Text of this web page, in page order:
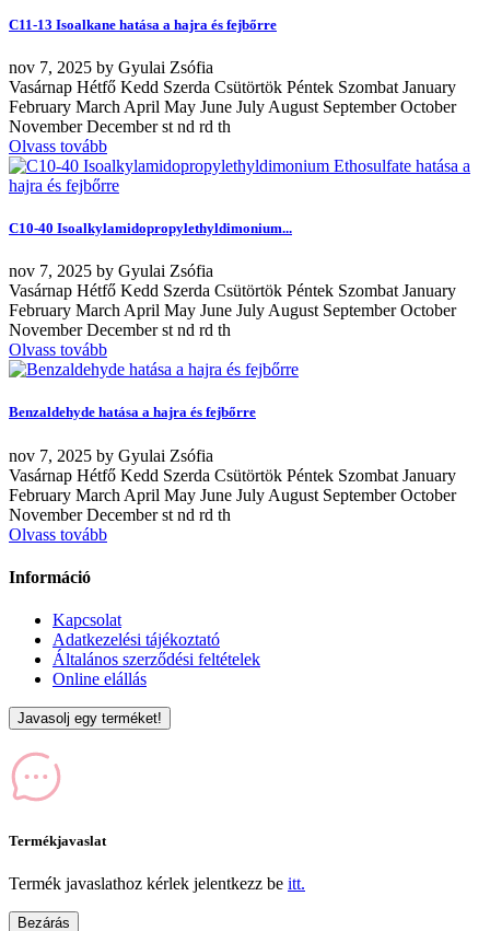
C11-13 Isoalkane hatása a hajra és fejbőrre
nov 7, 2025 by Gyulai Zsófia
Vasárnap Hétfő Kedd Szerda Csütörtök Péntek Szombat January
February March April May June July August September October
November December st nd rd th
Olvass tovább
C10-40 Isoalkylamidopropylethyldimonium...
nov 7, 2025 by Gyulai Zsófia
Vasárnap Hétfő Kedd Szerda Csütörtök Péntek Szombat January
February March April May June July August September October
November December st nd rd th
Olvass tovább
Benzaldehyde hatása a hajra és fejbőrre
nov 7, 2025 by Gyulai Zsófia
Vasárnap Hétfő Kedd Szerda Csütörtök Péntek Szombat January
February March April May June July August September October
November December st nd rd th
Olvass tovább
Információ
Kapcsolat
Adatkezelési tájékoztató
Általános szerződési feltételek
Online elállás
Javasolj egy terméket!
Termékjavaslat
Termék javaslathoz kérlek jelentkezz be itt.
Bezárás